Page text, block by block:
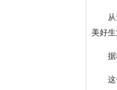
从查
美好生
据称
这一